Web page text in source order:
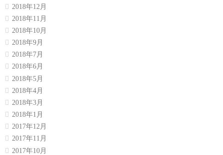
2018年12月
2018年11月
2018年10月
2018年9月
2018年7月
2018年6月
2018年5月
2018年4月
2018年3月
2018年1月
2017年12月
2017年11月
2017年10月